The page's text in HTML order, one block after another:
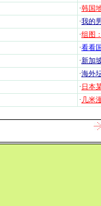
·韩国
·我的
·组图
·看看
·新加
·海外
· 日本
· 几米